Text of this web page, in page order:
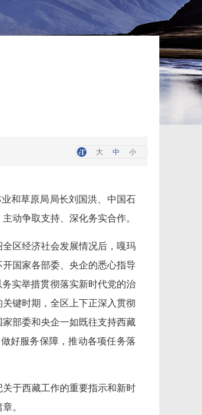
大 中 小
和草原局局长刘国洪、中国石
动争取支持、深化务实合作。
区经济社会发展情况后，嘎玛
国家各部委、央企的悉心指导
实举措贯彻落实新时代党的治
键时期，全区上下正深入贯彻
部委和央企一如既往支持西藏
好服务保障，推动各项任务落
于西藏工作的重要指示和新时
。